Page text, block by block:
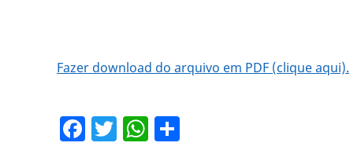
Fazer download do arquivo em PDF (clique aqui).
Facebook
TwitterWhatsApp